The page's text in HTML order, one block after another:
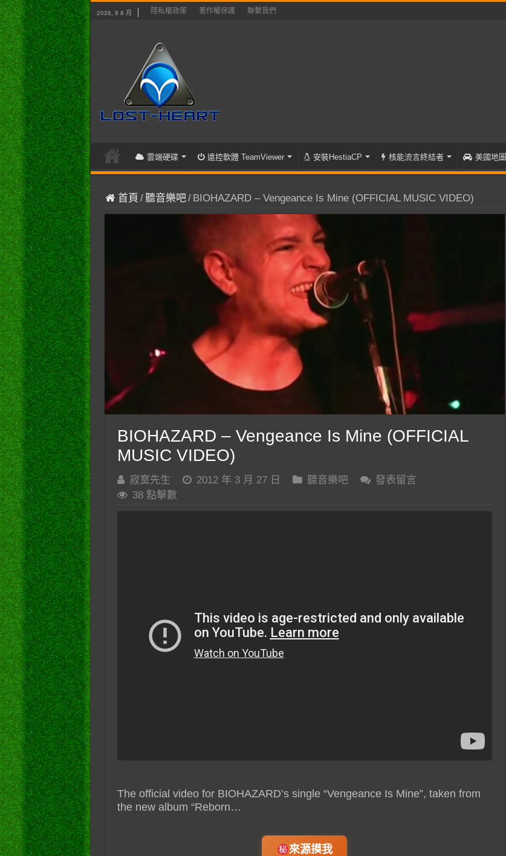
2026, 8 8 月 隱私權政策 著作權保護 聯繫我們
雲端硬碟 遠控軟體 TeamViewer 安裝HestiaCP 核能流言終結者 美國地圖
首頁 /聽音樂吧/ BIOHAZARD – Vengeance Is Mine (OFFICIAL MUSIC VIDEO)
BIOHAZARD – Vengeance Is Mine (OFFICIAL
MUSIC VIDEO)
寂寞先生 2012 年 3 月 27 日 聽音樂吧
發表留言
38 點擊數
The official video for BIOHAZARD’s single “Vengeance Is Mine”, taken from
the new album “Reborn…
來源摸我